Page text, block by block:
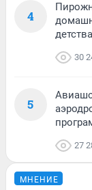
4
детства
30
5
27
МНЕНИЕ